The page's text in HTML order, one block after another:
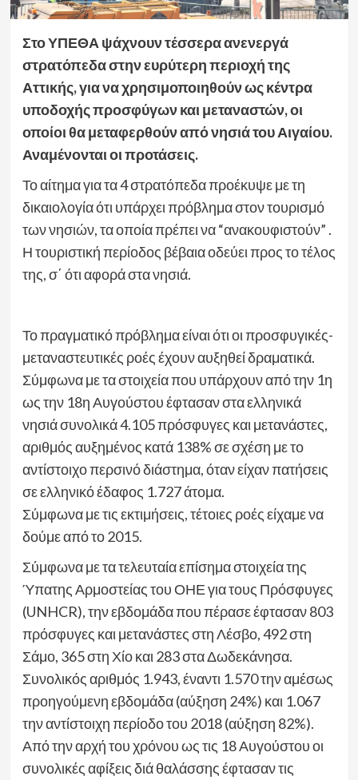
Στο ΥΠΕΘΑ ψάχνουν τέσσερα ανενεργά
στρατόπεδα στην ευρύτερη περιοχή της
Αττικής, για να χρησιμοποιηθούν ως κέντρα
υποδοχής προσφύγων και μεταναστών, οι
οποίοι θα μεταφερθούν από νησιά του Αιγαίου.
Αναμένονται οι προτάσεις.
Το αίτημα για τα 4 στρατόπεδα προέκυψε με τη
δικαιολογία ότι υπάρχει πρόβλημα στον τουρισμό
των νησιών, τα οποία πρέπει να “ανακουφιστούν” .
Η τουριστική περίοδος βέβαια οδεύει προς το τέλος
της, σ΄ ότι αφορά στα νησιά.
Το πραγματικό πρόβλημα είναι ότι οι προσφυγικές-
μεταναστευτικές ροές έχουν αυξηθεί δραματικά.
Σύμφωνα με τα στοιχεία που υπάρχουν από την 1η
ως την 18η Αυγούστου έφτασαν στα ελληνικά
νησιά συνολικά 4.105 πρόσφυγες και μετανάστες,
αριθμός αυξημένος κατά 138% σε σχέση με το
αντίστοιχο περσινό διάστημα, όταν είχαν πατήσεις
σε ελληνικό έδαφος 1.727 άτομα.
Σύμφωνα με τις εκτιμήσεις, τέτοιες ροές είχαμε να
δούμε από το 2015.
Σύμφωνα με τα τελευταία επίσημα στοιχεία της
Ύπατης Αρμοστείας του ΟΗΕ για τους Πρόσφυγες
(UNHCR), την εβδομάδα που πέρασε έφτασαν 803
πρόσφυγες και μετανάστες στη Λέσβο, 492 στη
Σάμο, 365 στη Χίο και 283 στα Δωδεκάνησα.
Συνολικός αριθμός 1.943, έναντι 1.570 την αμέσως
προηγούμενη εβδομάδα (αύξηση 24%) και 1.067
την αντίστοιχη περίοδο του 2018 (αύξηση 82%).
Από την αρχή του χρόνου ως τις 18 Αυγούστου οι
συνολικές αφίξεις διά θαλάσσης έφτασαν τις